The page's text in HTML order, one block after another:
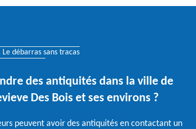
débarras sans tracas
des antiquités dans la ville de
Des Bois et ses environs ?
peuvent avoir des antiquités en contactant un